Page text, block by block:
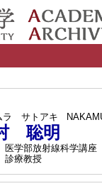
ラ サトアキ
聡明
医学部放射線科学講座
診療教授